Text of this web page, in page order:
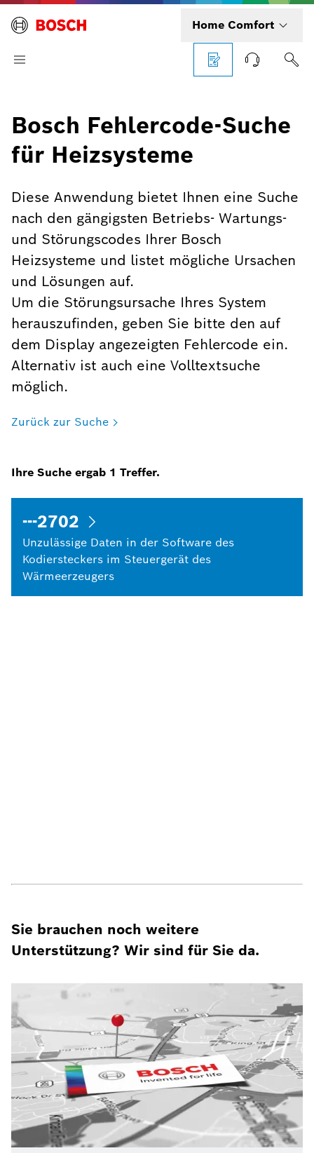
Home Comfort
Bosch Fehlercode-Suche
für Heizsysteme
Diese Anwendung bietet Ihnen eine Suche
nach den gängigsten Betriebs- Wartungs-
und Störungscodes Ihrer Bosch
Heizsysteme und listet mögliche Ursachen
und Lösungen auf.
Um die Störungsursache Ihres System
herauszufinden, geben Sie bitte den auf
dem Display angezeigten Fehlercode ein.
Alternativ ist auch eine Volltextsuche
möglich.
Zurück zur Suche
Ihre Suche ergab 1 Treffer.
---2702
Unzulässige Daten in der Software des
Kodiersteckers im Steuergerät des
Wärmeerzeugers
Sie brauchen noch weitere
Unterstützung? Wir sind für Sie da.